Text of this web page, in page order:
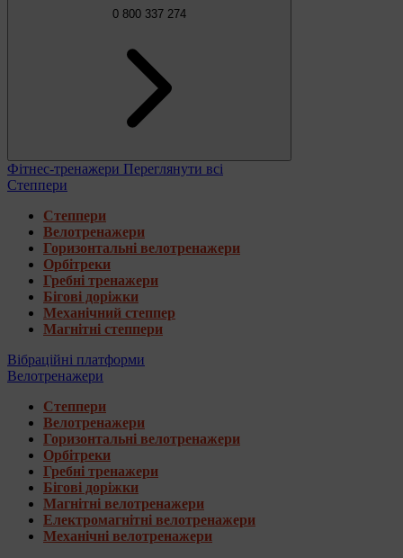
0 800 337 274
Фітнес-тренажери Переглянути всі
Степпери
Степпери
Велотренажери
Горизонтальні велотренажери
Орбітреки
Гребні тренажери
Бігові доріжки
Механічний степпер
Магнітні степпери
Вібраційні платформи
Велотренажери
Степпери
Велотренажери
Горизонтальні велотренажери
Орбітреки
Гребні тренажери
Бігові доріжки
Магнітні велотренажери
Електромагнітні велотренажери
Механічні велотренажери